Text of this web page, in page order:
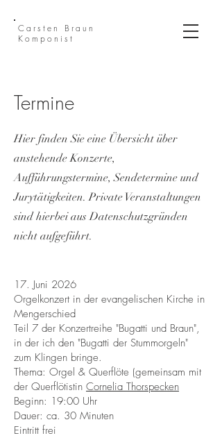
Carsten Braun
Komponist
Termine
Hier finden Sie eine Übersicht über
anstehende Konzerte,
Aufführungstermine, Sendetermine und
Jurytätigkeiten. Private Veranstaltungen
sind hierbei aus Datenschutzgründen
nicht aufgeführt.
17. Juni 2026
Orgelkonzert in der evangelischen Kirche in
Mengerschied
Teil 7 der Konzertreihe "Bugatti und Braun",
in der ich den "Bugatti der Stummorgeln"
zum Klingen bringe.
Thema: Orgel & Querflöte (gemeinsam mit
der Querflötistin Cornelia Thorspecken
Beginn: 19:00 Uhr
Dauer: ca. 30 Minuten
Eintritt frei